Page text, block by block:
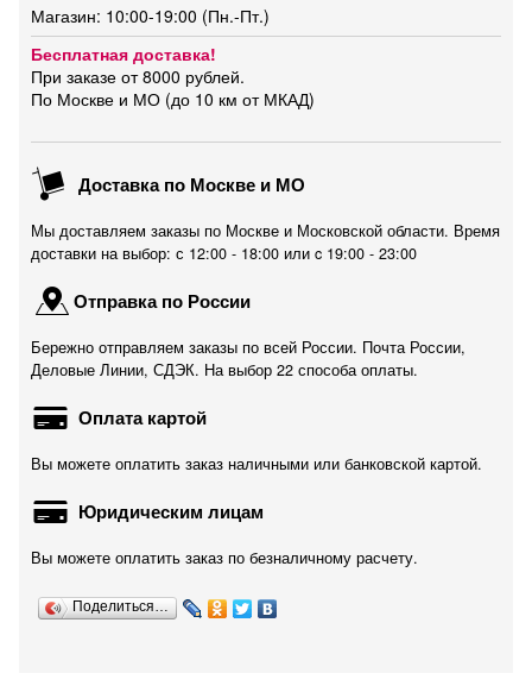
Магазин: 10:00-19:00 (Пн.-Пт.)
Бесплатная доставка!
При заказе от 8000 рублей.
По Москве и МО (до 10 км от МКАД)
Доставка по Москве и МО
Мы доставляем заказы по Москве и Московской области. Время
доставки на выбор: с 12:00 - 18:00 или c 19:00 - 23:00
Отправка по России
Бережно отправляем заказы по всей России. Почта России,
Деловые Линии, СДЭК. На выбор 22 способа оплаты.
Оплата картой
Вы можете оплатить заказ наличными или банковской картой.
Юридическим лицам
Вы можете оплатить заказ по безналичному расчету.
Поделиться…